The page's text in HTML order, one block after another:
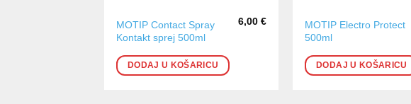
MOTIP Contact Spray
Kontakt sprej 500ml
6,00€
DODAJ U KOŠARICU
MOTIP Electro Protect
500ml
DODAJ U KOŠARICU